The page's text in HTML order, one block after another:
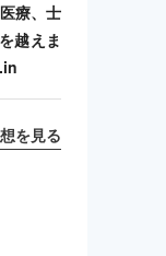
療、士
越えま
を見る